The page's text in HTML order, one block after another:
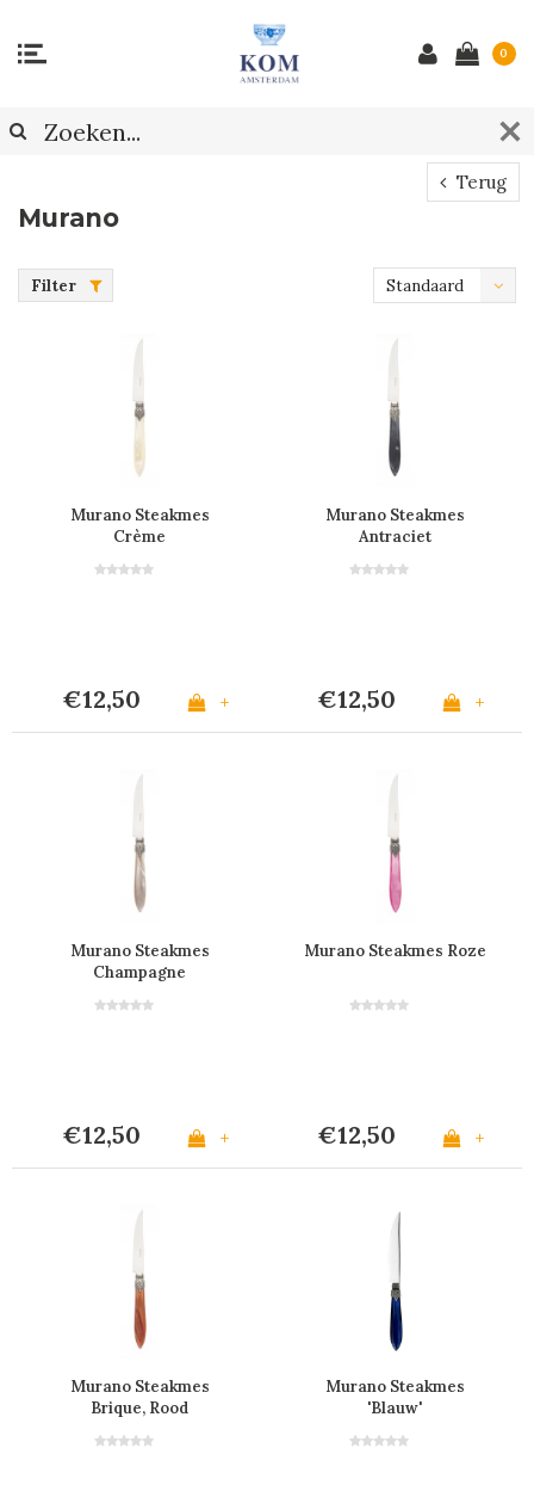
0
Terug
Murano
Filter Standaard
Murano Steakmes
Crème
€12,50 +
Murano Steakmes
Antraciet
€12,50 +
Murano Steakmes
Champagne
€12,50 +
Murano Steakmes Roze
€12,50 +
Murano Steakmes
Brique, Rood
Murano Steakmes
'Blauw'